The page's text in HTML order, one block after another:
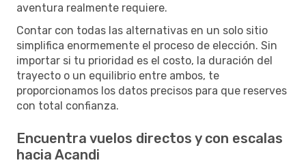
aventura realmente requiere.
Contar con todas las alternativas en un solo sitio
simplifica enormemente el proceso de elección. Sin
importar si tu prioridad es el costo, la duración del
trayecto o un equilibrio entre ambos, te
proporcionamos los datos precisos para que reserves
con total confianza.
Encuentra vuelos directos y con escalas
hacia Acandi